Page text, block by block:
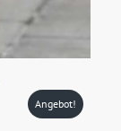
Angebot!